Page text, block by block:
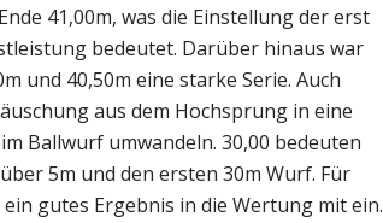
41,00m, was die Einstellung der erst
bedeutet. Darüber hinaus war
und 40,50m eine starke Serie. Auch
aus dem Hochsprung in eine
Ballwurf umwandeln. 30,00 bedeuten
5m und den ersten 30m Wurf. Für
gutes Ergebnis in die Wertung mit ein.